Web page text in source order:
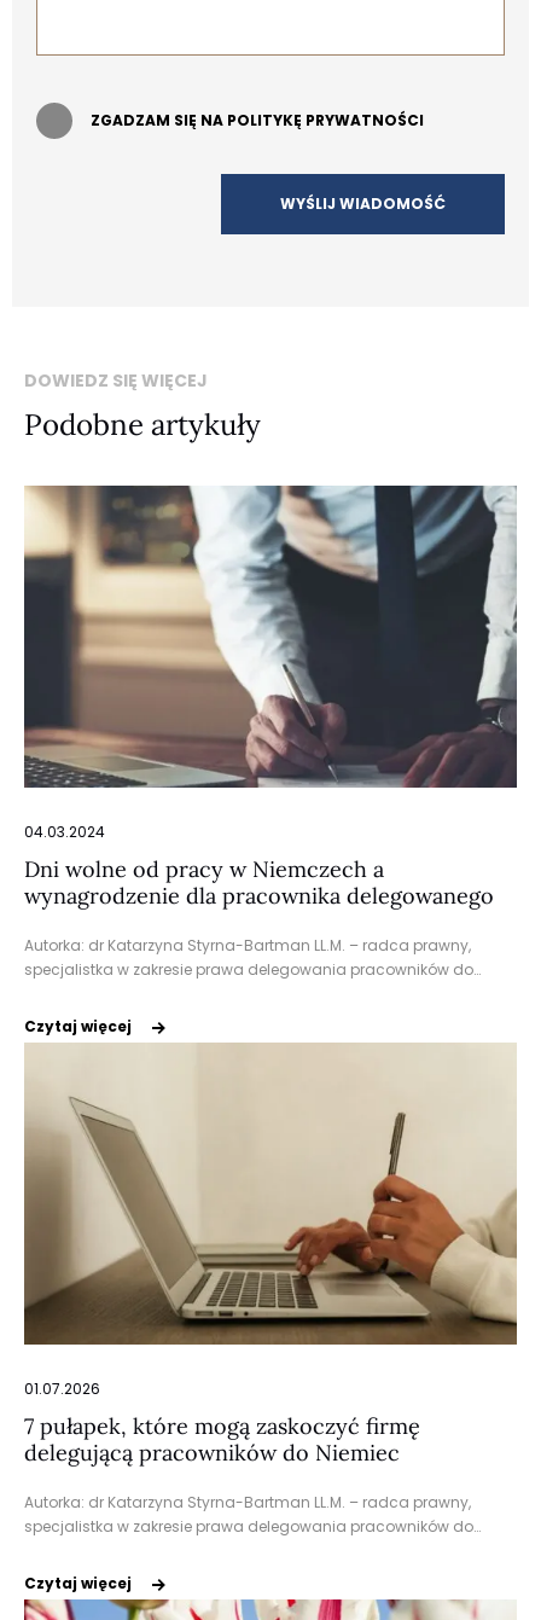
ZGADZAM SIĘ NA POLITYKĘ PRYWATNOŚCI
DOWIEDZ SIĘ WIĘCEJ
Podobne artykuły
04.03.2024
Dni wolne od pracy w Niemczech a
wynagrodzenie dla pracownika delegowanego
Autorka: dr Katarzyna Styrna-Bartman LL.M. – radca prawny,
specjalistka w zakresie prawa delegowania pracowników do…
Czytaj więcej
01.07.2026
7 pułapek, które mogą zaskoczyć firmę
delegującą pracowników do Niemiec
Autorka: dr Katarzyna Styrna-Bartman LL.M. – radca prawny,
specjalistka w zakresie prawa delegowania pracowników do…
Czytaj więcej